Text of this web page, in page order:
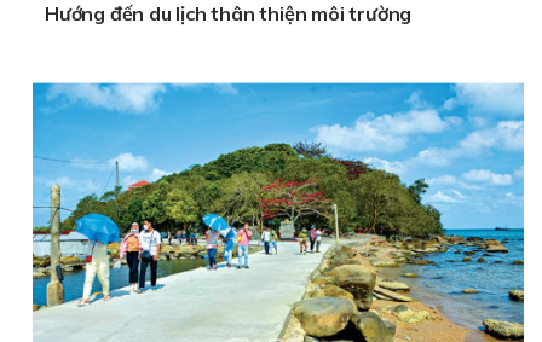
Hướng đến du lịch thân thiện môi trường